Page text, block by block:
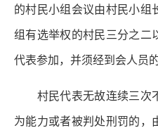
的村民小组会议由村民小组
组有选举权的村民三分之二
代表参加，并须经到会人员
村民代表无故连续三次
为能力或者被判处刑罚的，